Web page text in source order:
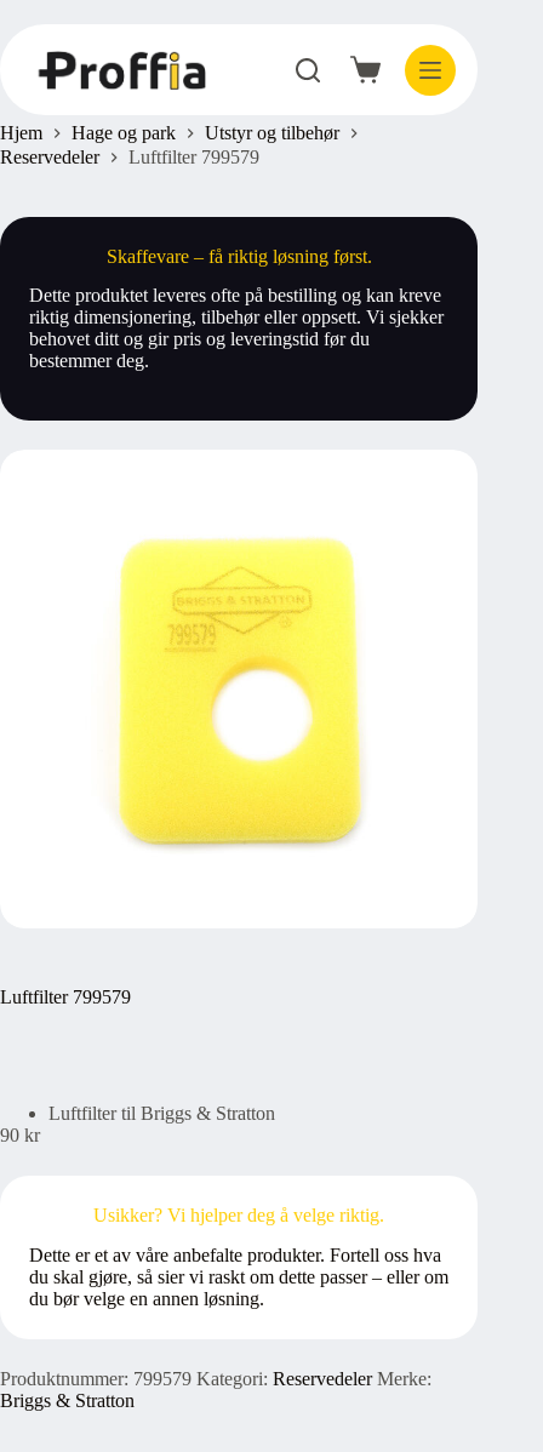
innholdet
Handlekurv
Hjem Hage og park
Utstyr og tilbehør
Reservedeler
Luftfilter 799579
Skaffevare – få riktig løsning først.
Dette produktet leveres ofte på bestilling og kan kreve
riktig dimensjonering, tilbehør eller oppsett. Vi sjekker
behovet ditt og gir pris og leveringstid før du
bestemmer deg.
Luftfilter 799579
Luftfilter til Briggs & Stratton
90 kr
Usikker? Vi hjelper deg å velge riktig.
Dette er et av våre anbefalte produkter. Fortell oss hva
du skal gjøre, så sier vi raskt om dette passer – eller om
du bør velge en annen løsning.
Produktnummer: 799579 Kategori: Reservedeler Merke:
Briggs & Stratton